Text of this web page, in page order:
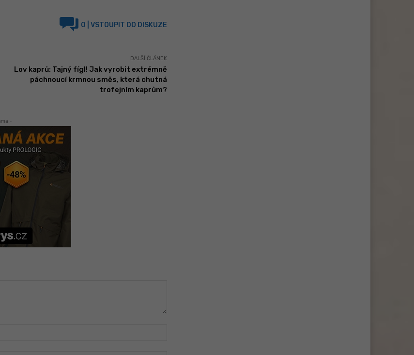
0 | VSTOUPIT DO DISKUZE
DALŠÍ ČLÁNEK
Lov kaprů: Tajný fígl! Jak vyrobit extrémně
páchnoucí krmnou směs, která chutná
trofejním kaprům?
-